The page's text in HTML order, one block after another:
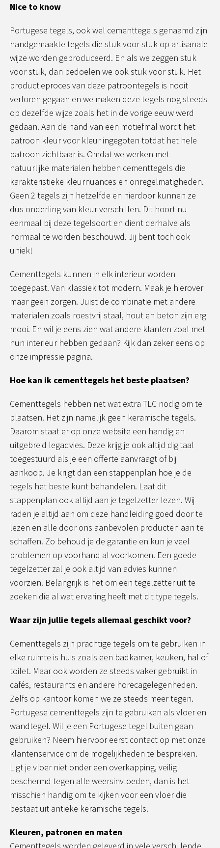
Nice to know
Portugese tegels, ook wel cementtegels genaamd zijn
handgemaakte tegels die stuk voor stuk op artisanale
wijze worden geproduceerd. En als we zeggen stuk
voor stuk, dan bedoelen we ook stuk voor stuk. Het
productieproces van deze patroontegels is nooit
verloren gegaan en we maken deze tegels nog steeds
op dezelfde wijze zoals het in de vorige eeuw werd
gedaan. Aan de hand van een motiefmal wordt het
patroon kleur voor kleur ingegoten totdat het hele
patroon zichtbaar is. Omdat we werken met
natuurlijke materialen hebben cementtegels die
karakteristieke kleurnuances en onregelmatigheden.
Geen 2 tegels zijn hetzelfde en hierdoor kunnen ze
dus onderling van kleur verschillen. Dit hoort nu
eenmaal bij deze tegelsoort en dient derhalve als
normaal te worden beschouwd. Jij bent toch ook
uniek!
Cementtegels kunnen in elk interieur worden
toegepast. Van klassiek tot modern. Maak je hierover
maar geen zorgen. Juist de combinatie met andere
materialen zoals roestvrij staal, hout en beton zijn erg
mooi. En wil je eens zien wat andere klanten zoal met
hun interieur hebben gedaan? Kijk dan zeker eens op
onze impressie pagina.
Hoe kan ik cementtegels het beste plaatsen?
Cementtegels hebben net wat extra TLC nodig om te
plaatsen. Het zijn namelijk geen keramische tegels.
Daarom staat er op onze website een handig en
uitgebreid legadvies. Deze krijg je ook altijd digitaal
toegestuurd als je een offerte aanvraagt of bij
aankoop. Je krijgt dan een stappenplan hoe je de
tegels het beste kunt behandelen. Laat dit
stappenplan ook altijd aan je tegelzetter lezen. Wij
raden je altijd aan om deze handleiding goed door te
lezen en alle door ons aanbevolen producten aan te
schaffen. Zo behoud je de garantie en kun je veel
problemen op voorhand al voorkomen. Een goede
tegelzetter zal je ook altijd van advies kunnen
voorzien. Belangrijk is het om een tegelzetter uit te
zoeken die al wat ervaring heeft met dit type tegels.
Waar zijn jullie tegels allemaal geschikt voor?
Cementtegels zijn prachtige tegels om te gebruiken in
elke ruimte is huis zoals een badkamer, keuken, hal of
toilet. Maar ook worden ze steeds vaker gebruikt in
cafés, restaurants en andere horecagelegenheden.
Zelfs op kantoor komen we ze steeds meer tegen.
Portugese cementtegels zijn te gebruiken als vloer en
wandtegel. Wil je een Portugese tegel buiten gaan
gebruiken? Neem hiervoor eerst contact op met onze
klantenservice om de mogelijkheden te bespreken.
Ligt je vloer niet onder een overkapping, veilig
beschermd tegen alle weersinvloeden, dan is het
misschien handig om te kijken voor een vloer die
bestaat uit antieke keramische tegels.
Kleuren, patronen en maten
Cementtegels worden geleverd in vele verschillende